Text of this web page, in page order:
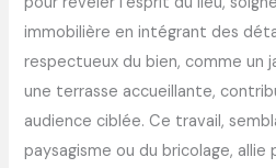
immobilière en intégrant des
respectueux du bien, comme un
une terrasse accueillante,
audience ciblée. Ce travail,
paysagisme ou du bricolage,